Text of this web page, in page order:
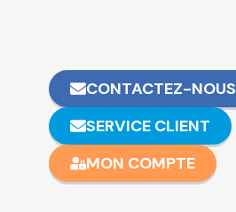
CONTACTEZ-NOUS
SERVICE CLIENT
MON COMPTE